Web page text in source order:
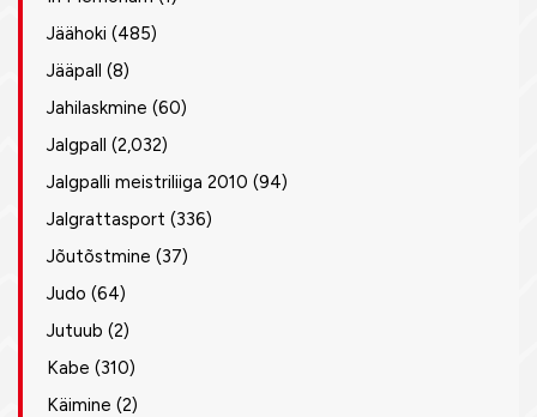
Jäähoki (485)
Jääpall (8)
Jahilaskmine (60)
Jalgpall (2,032)
Jalgpalli meistriliiga 2010 (94)
Jalgrattasport (336)
Jõutõstmine (37)
Judo (64)
Jutuub (2)
Kabe (310)
Käimine (2)